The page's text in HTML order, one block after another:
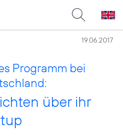
19.06.2017
Programm bei
über ihr